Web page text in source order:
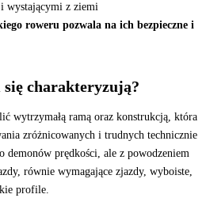
wystającymi z ziemi
roweru pozwala na ich bezpieczne i
charakteryzują?
wytrzymałą ramą oraz konstrukcją, która
zróżnicowanych i trudnych technicznie
demonów prędkości, ale z powodzeniem
równie wymagające zjazdy, wyboiste,
profile.